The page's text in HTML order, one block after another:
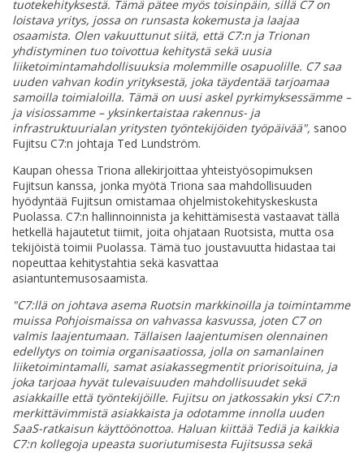
tuotekehityksestä. Tämä pätee myös toisinpäin, sillä C7 on
loistava yritys, jossa on runsasta kokemusta ja laajaa
osaamista. Olen vakuuttunut siitä, että C7:n ja Trionan
yhdistyminen tuo toivottua kehitystä sekä uusia
liiketoimintamahdollisuuksia molemmille osapuolille. C7 saa
uuden vahvan kodin yrityksestä, joka täydentää tarjoamaa
samoilla toimialoilla. Tämä on uusi askel pyrkimyksessämme –
ja visiossamme – yksinkertaistaa rakennus- ja
infrastruktuurialan yritysten työntekijöiden työpäivää", sanoo
Fujitsu C7:n johtaja Ted Lundström.
Kaupan ohessa Triona allekirjoittaa yhteistyösopimuksen
Fujitsun kanssa, jonka myötä Triona saa mahdollisuuden
hyödyntää Fujitsun omistamaa ohjelmistokehityskeskusta
Puolassa. C7:n hallinnoinnista ja kehittämisestä vastaavat tällä
hetkellä hajautetut tiimit, joita ohjataan Ruotsista, mutta osa
tekijöistä toimii Puolassa. Tämä tuo joustavuutta hidastaa tai
nopeuttaa kehitystahtia sekä kasvattaa
asiantuntemusosaamista.
"C7:llä on johtava asema Ruotsin markkinoilla ja toimintamme
muissa Pohjoismaissa on vahvassa kasvussa, joten C7 on
valmis laajentumaan. Tällaisen laajentumisen olennainen
edellytys on toimia organisaatiossa, jolla on samanlainen
liiketoimintamalli, samat asiakassegmentit priorisoituina, ja
joka tarjoaa hyvät tulevaisuuden mahdollisuudet sekä
asiakkaille että työntekijöille. Fujitsu on jatkossakin yksi C7:n
merkittävimmistä asiakkaista ja odotamme innolla uuden
SaaS-ratkaisun käyttöönottoa. Haluan kiittää Tediä ja kaikkia
C7:n kollegoja upeasta suoriutumisesta Fujitsussa sekä